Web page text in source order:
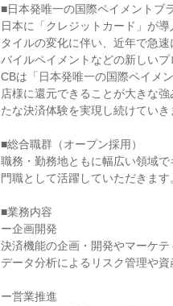
■日本発唯一の国際ペイメントブ
日本に「クレジットカード」が
タイルの変化に伴い、近年で急
バイルペイメントなどの新しい
CBは「日本発唯一の国際ペイメ
店様に還元できることが大きな
たな決済体験を実現し続けていき
■総合職群（オープン採用）
職務・勤務地ともに幅広い領域
門職として活躍していただきます
■業務内容
ー企画開発
決済機能の企画・開発やマーケテ
データ分析によるリスク管理や
ー営業推進